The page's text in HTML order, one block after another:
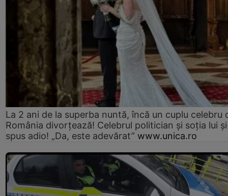
La 2 ani de la superba nuntă, încă un cuplu celebru
România divorțează! Celebrul politician și soția lui
spus adio! „Da, este adevărat” www.unica.ro